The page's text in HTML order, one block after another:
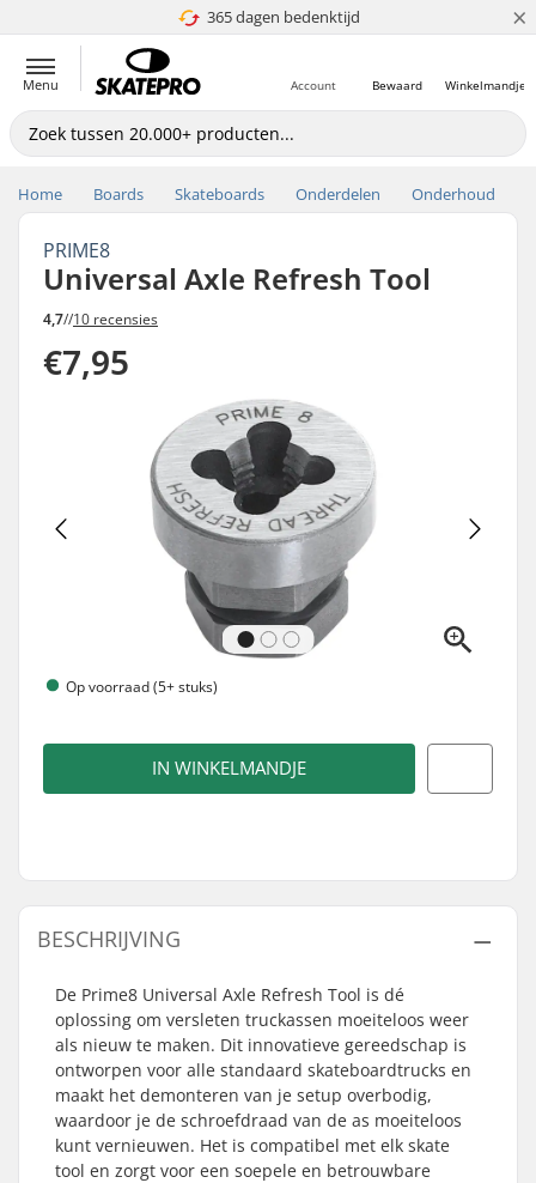
365 dagen bedenktijd
4.8 van 5 ×
Menu Winkelmandje
Bewaard
Account
Home Boards Skateboards Onderdelen Onderhoud
PRIME8
Universal Axle Refresh Tool
4,7//10 recensies
€7,95
Op voorraad (5+ stuks)
IN WINKELMANDJE
BESCHRIJVING
De Prime8 Universal Axle Refresh Tool is dé
oplossing om versleten truckassen moeiteloos weer
als nieuw te maken. Dit innovatieve gereedschap is
ontworpen voor alle standaard skateboardtrucks en
maakt het demonteren van je setup overbodig,
waardoor je de schroefdraad van de as moeiteloos
kunt vernieuwen. Het is compatibel met elk skate
tool en zorgt voor een soepele en betrouwbare